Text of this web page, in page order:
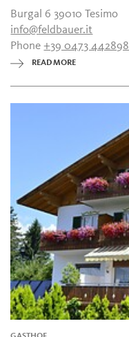
Burgal 6 39010 Tesimo
info@feldbauer.it
Phone+39 0473 442898
READ MORE